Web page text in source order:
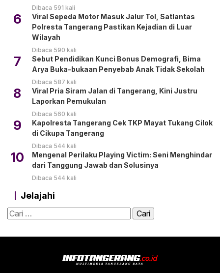
Dibaca 591 kali
6
Viral Sepeda Motor Masuk Jalur Tol, Satlantas
Polresta Tangerang Pastikan Kejadian di Luar
Wilayah
Dibaca 590 kali
7
Sebut Pendidikan Kunci Bonus Demografi, Bima
Arya Buka-bukaan Penyebab Anak Tidak Sekolah
Dibaca 587 kali
8
Viral Pria Siram Jalan di Tangerang, Kini Justru
Laporkan Pemukulan
Dibaca 560 kali
9
Kapolresta Tangerang Cek TKP Mayat Tukang Cilok
di Cikupa Tangerang
Dibaca 544 kali
10
Mengenal Perilaku Playing Victim: Seni Menghindar
dari Tanggung Jawab dan Solusinya
Dibaca 544 kali
Jelajahi
Cari